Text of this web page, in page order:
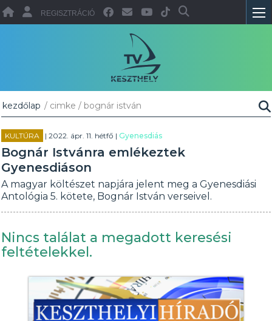
REGISZTRÁCIÓ
kezdőlap / cimke / bognár istván
KULTÚRA | 2022. ápr. 11. hétfő |Gyenesdiás
Bognár Istvánra emlékeztek
Gyenesdiáson
A magyar költészet napjára jelent meg a Gyenesdiási
Antológia 5. kötete, Bognár István verseivel.
Nincs találat a megadott keresési
feltételekkel.